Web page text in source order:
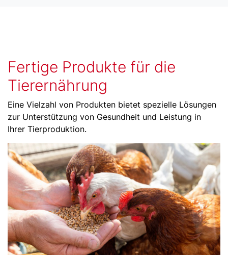
Fertige Produkte für die
Tierernährung
Eine Vielzahl von Produkten bietet spezielle Lösungen
zur Unterstützung von Gesundheit und Leistung in
Ihrer Tierproduktion.